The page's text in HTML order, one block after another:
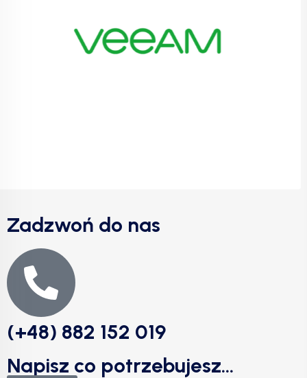
Zadzwoń do nas
(+48) 882 152 019
Napisz co potrzebujesz...